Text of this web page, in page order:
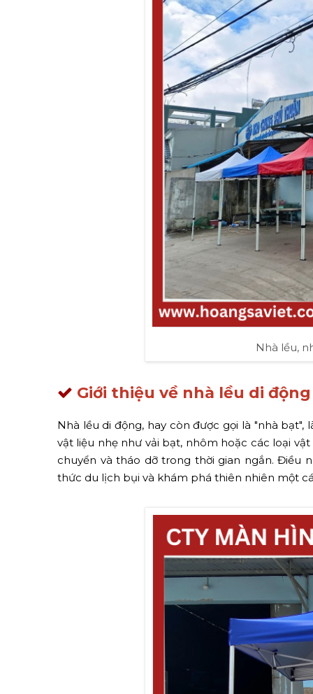
Nhà lều,
Giới thiệu về nhà lều di động
Nhà lều di động, hay còn được gọi là "nhà
vật liệu nhẹ như vải bạt, nhôm hoặc các loại
chuyển và tháo dỡ trong thời gian ngắn. Điều
thức du lịch bụi và khám phá thiên nhiên một